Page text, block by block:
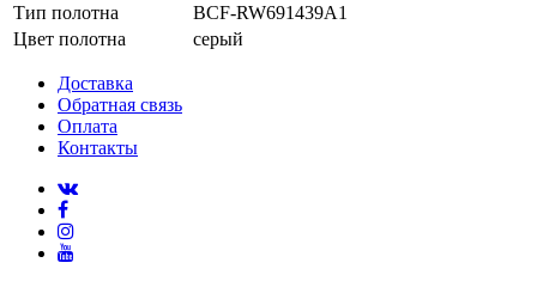
Тип полотна
BCF-RW691439A1
Цвет полотна
серый
Доставка
Обратная связь
Оплата
Контакты